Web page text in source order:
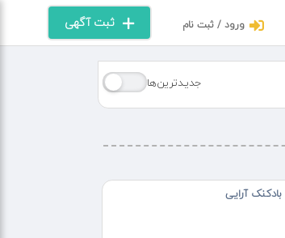
ثبت آگهی ورود / ثبت نام
جدیـدترین‌ها
بادکنک آرایی